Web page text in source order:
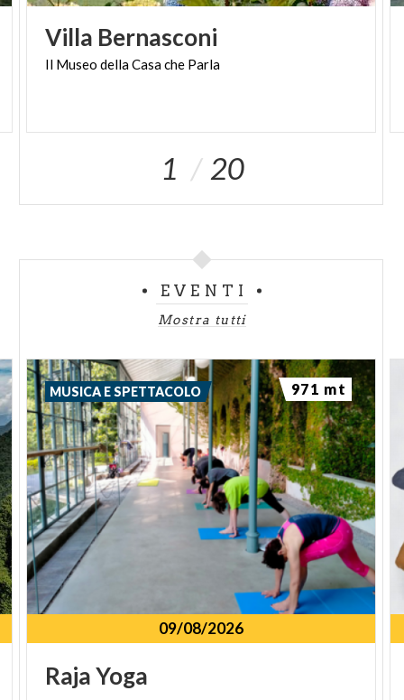
Villa Bernasconi
Il Museo dellaCasache Parla
1 20
EVENTI
Mostra tutti
09/08/2026
RajaYoga
MUSICA E SPETTACOLO 971 mt